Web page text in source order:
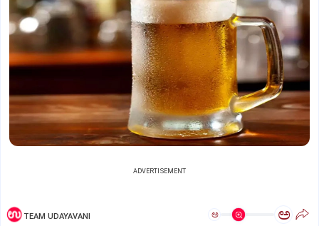
ADVERTISEMENT
TEAM UDAYAVANI ಅ ಅ